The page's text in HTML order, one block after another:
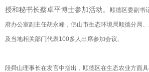
授和秘书长蔡卓平博士参加活动。
顺德区委副书
府办公室副主任胡永峰，佛山市生态环境局顺德分局
及当地相关部门代表100多人出席参加会议。
段舜山理事长在发言中指出，顺德区在生态农业方面